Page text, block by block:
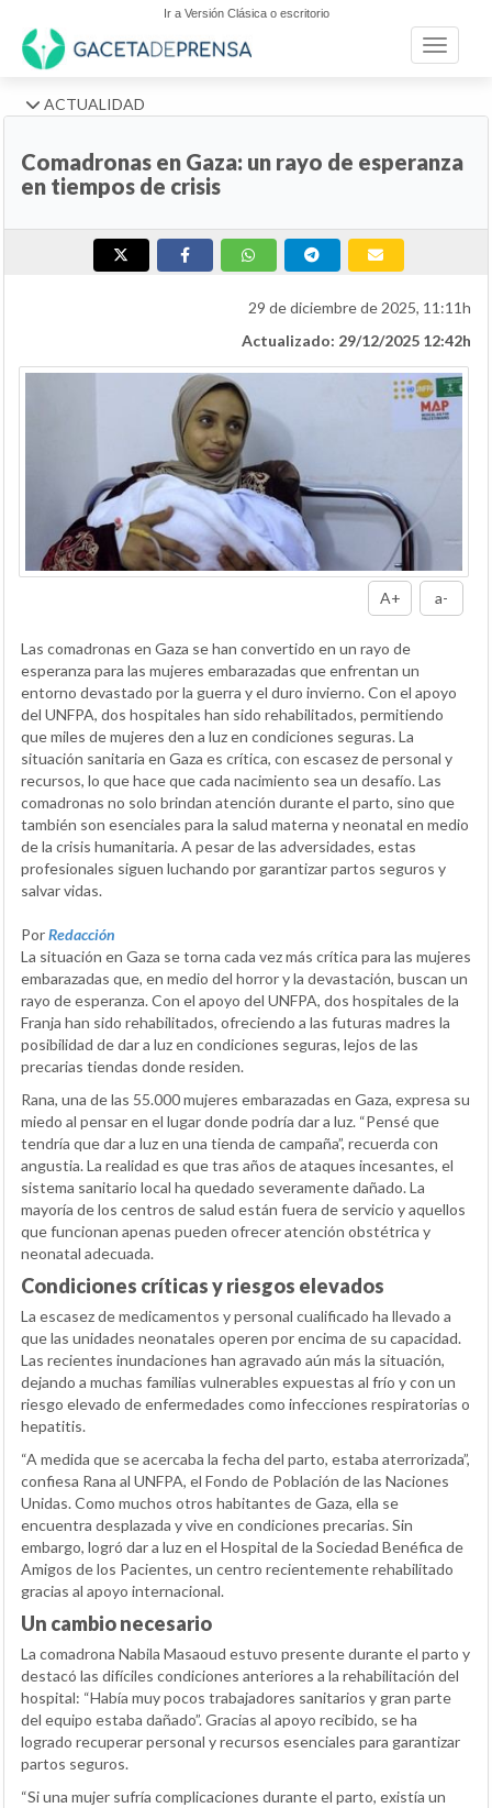
Ir a Versión Clásica o escritorio
Toggle
ACTUALIDAD
Comadronas en Gaza: un rayo de esperanza
en tiempos de crisis
29 de diciembre de 2025, 11:11h
Actualizado: 29/12/2025 12:42h
A+ a-
Las comadronas en Gaza se han convertido en un rayo de
esperanza para las mujeres embarazadas que enfrentan un
entorno devastado por la guerra y el duro invierno. Con el apoyo
del UNFPA, dos hospitales han sido rehabilitados, permitiendo
que miles de mujeres den a luz en condiciones seguras. La
situación sanitaria en Gaza es crítica, con escasez de personal y
recursos, lo que hace que cada nacimiento sea un desafío. Las
comadronas no solo brindan atención durante el parto, sino que
también son esenciales para la salud materna y neonatal en medio
de la crisis humanitaria. A pesar de las adversidades, estas
profesionales siguen luchando por garantizar partos seguros y
salvar vidas.
PorRedacción
La situación en Gaza se torna cada vez más crítica para las mujeres
embarazadas que, en medio del horror y la devastación, buscan un
rayo de esperanza. Con el apoyo del UNFPA, dos hospitales de la
Franja han sido rehabilitados, ofreciendo a las futuras madres la
posibilidad de dar a luz en condiciones seguras, lejos de las
precarias tiendas donde residen.
Rana, una de las 55.000 mujeres embarazadas en Gaza, expresa su
miedo al pensar en el lugar donde podría dar a luz. “Pensé que
tendría que dar a luz en una tienda de campaña”, recuerda con
angustia. La realidad es que tras años de ataques incesantes, el
sistema sanitario local ha quedado severamente dañado. La
mayoría de los centros de salud están fuera de servicio y aquellos
que funcionan apenas pueden ofrecer atención obstétrica y
neonatal adecuada.
Condiciones críticas y riesgos elevados
La escasez de medicamentos y personal cualificado ha llevado a
que las unidades neonatales operen por encima de su capacidad.
Las recientes inundaciones han agravado aún más la situación,
dejando a muchas familias vulnerables expuestas al frío y con un
riesgo elevado de enfermedades como infecciones respiratorias o
hepatitis.
“A medida que se acercaba la fecha del parto, estaba aterrorizada”,
confiesa Rana al UNFPA, el Fondo de Población de las Naciones
Unidas. Como muchos otros habitantes de Gaza, ella se
encuentra desplazada y vive en condiciones precarias. Sin
embargo, logró dar a luz en el Hospital de la Sociedad Benéfica de
Amigos de los Pacientes, un centro recientemente rehabilitado
gracias al apoyo internacional.
Un cambio necesario
La comadrona Nabila Masaoud estuvo presente durante el parto y
destacó las difíciles condiciones anteriores a la rehabilitación del
hospital: “Había muy pocos trabajadores sanitarios y gran parte
del equipo estaba dañado”. Gracias al apoyo recibido, se ha
logrado recuperar personal y recursos esenciales para garantizar
partos seguros.
“Si una mujer sufría complicaciones durante el parto, existía un